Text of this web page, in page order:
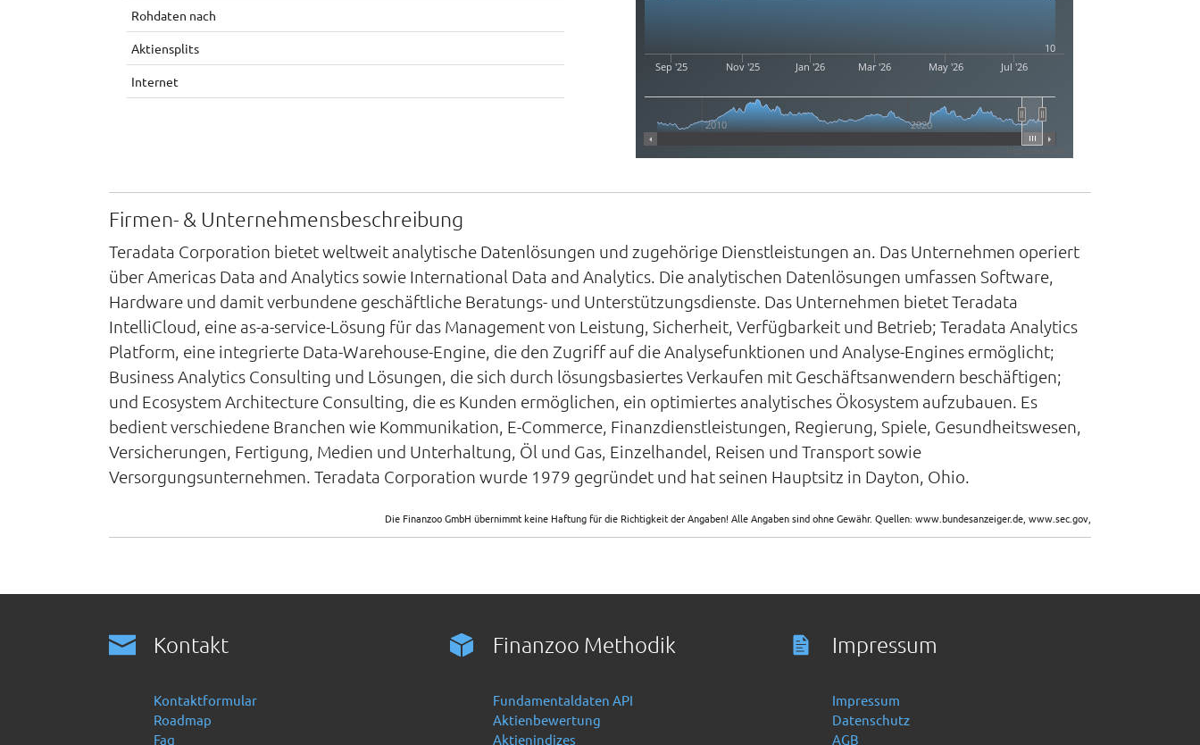
Rohdaten nach
Aktiensplits
Internet
Sep '25 Nov '25 Jan '26 Mar '26 May '26 Jul '26
2010 2020
10
Firmen- & Unternehmensbeschreibung
Teradata Corporation bietet weltweit analytische Datenlösungen und zugehörige Dienstleistungen an. Das Unternehmen operiert
über Americas Data and Analytics sowie International Data and Analytics. Die analytischen Datenlösungen umfassen Software,
Hardware und damit verbundene geschäftliche Beratungs- und Unterstützungsdienste. Das Unternehmen bietet Teradata
IntelliCloud, eine as-a-service-Lösung für das Management von Leistung, Sicherheit, Verfügbarkeit und Betrieb; Teradata Analytics
Platform, eine integrierte Data-Warehouse-Engine, die den Zugriff auf die Analysefunktionen und Analyse-Engines ermöglicht;
Business Analytics Consulting und Lösungen, die sich durch lösungsbasiertes Verkaufen mit Geschäftsanwendern beschäftigen;
und Ecosystem Architecture Consulting, die es Kunden ermöglichen, ein optimiertes analytisches Ökosystem aufzubauen. Es
bedient verschiedene Branchen wie Kommunikation, E-Commerce, Finanzdienstleistungen, Regierung, Spiele, Gesundheitswesen,
Versicherungen, Fertigung, Medien und Unterhaltung, Öl und Gas, Einzelhandel, Reisen und Transport sowie
Versorgungsunternehmen. Teradata Corporation wurde 1979 gegründet und hat seinen Hauptsitz in Dayton, Ohio.
Die Finanzoo GmbH übernimmt keine Haftung für die Richtigkeit der Angaben! Alle Angaben sind ohne Gewähr. Quellen: www.bundesanzeiger.de, www.sec.gov,
Kontakt
Kontaktformular
Roadmap
Faq
Finanzoo Methodik
Fundamentaldaten API
Aktienbewertung
Aktienindizes
Impressum
Impressum
Datenschutz
AGB